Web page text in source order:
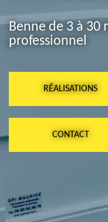
Benne de 3 à 30
professionnel
RÉALISATIONS
CONTACT